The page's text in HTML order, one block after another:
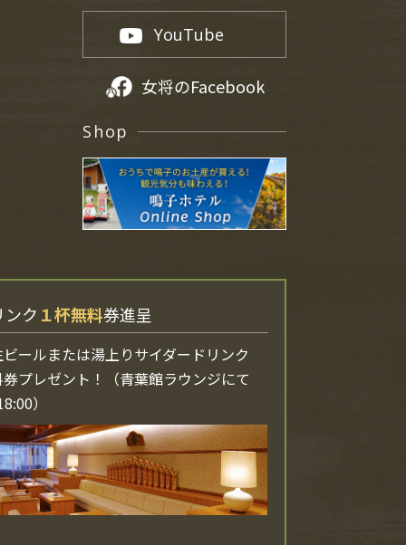
YouTube
女将のFacebook
Shop
ク １杯無料券進呈
ールまたは湯上りサイダードリンク
プレゼント！（青葉館ラウンジにて
）